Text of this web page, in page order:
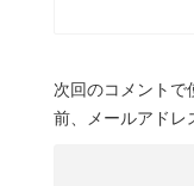
次回のコメントで
前、メールアドレ